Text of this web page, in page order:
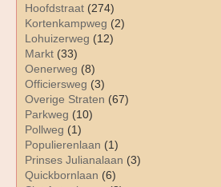
Hoofdstraat (274)
Kortenkampweg (2)
Lohuizerweg (12)
Markt (33)
Oenerweg (8)
Officiersweg (3)
Overige Straten (67)
Parkweg (10)
Pollweg (1)
Populierenlaan (1)
Prinses Julianalaan (3)
Quickbornlaan (6)